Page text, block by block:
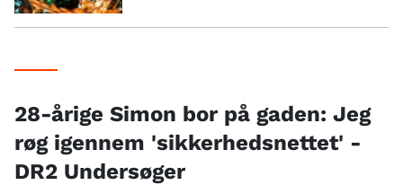
28-årige Simon bor på gaden: Jeg
røg igennem 'sikkerhedsnettet' -
DR2 Undersøger